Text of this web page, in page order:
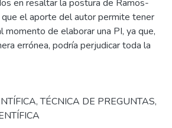
en resaltar la postura de Ramos-
que el aporte del autor permite tener
momento de elaborar una PI, ya que,
errónea, podría perjudicar toda la
,TÉCNICA DE PREGUNTAS,